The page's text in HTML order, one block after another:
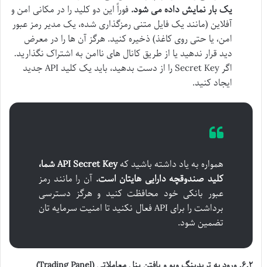
یک بار نمایش داده می شود. فوراً این دو کلید را در مکانی امن و
آفلاین (مانند یک فایل متنی رمزگذاری شده، یک مدیر رمز عبور
امن، یا حتی روی کاغذ) ذخیره کنید. هرگز آن ها را در معرض
دید قرار ندهید یا از طریق کانال های ناامن به اشتراک نگذارید.
اگر Secret Key را از دست بدهید، باید یک کلید API جدید
ایجاد کنید.
همواره به یاد داشته باشید که
API Secret Key شما،
کلید صندوقچه دارایی هایتان است. آن را مانند رمز
عبور بانکی خود محافظت کنید و هرگز دسترسی
برداشت را برای API فعال نکنید تا امنیت سرمایه تان
تضمین شود.